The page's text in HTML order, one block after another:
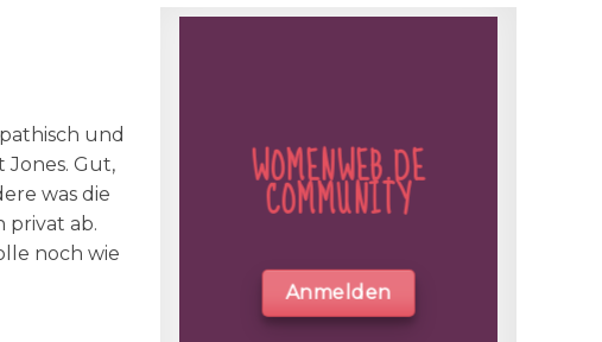
und
Gut,
was die
privat ab.
noch wie
WOMENWEB.DE
COMMUNITY
Anmelden